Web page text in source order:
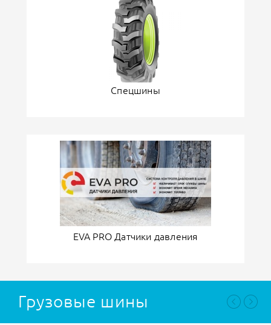
Спецшины
EVA PRO Датчики давления
Грузовые шины